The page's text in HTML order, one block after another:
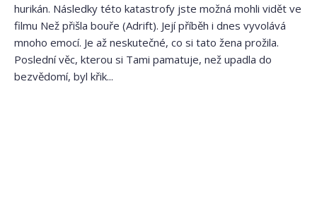
hurikán. Následky této katastrofy jste možná mohli vidět ve
filmu Než přišla bouře (Adrift). Její příběh i dnes vyvolává
mnoho emocí. Je až neskutečné, co si tato žena prožila.
Poslední věc, kterou si Tami pamatuje, než upadla do
bezvědomí, byl křik...